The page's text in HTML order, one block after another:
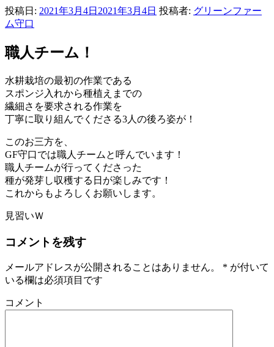
投稿日: 2021年3月4日 2021年3月4日 投稿者: グリーンファー
ム守口
職人チーム！
水耕栽培の最初の作業である
スポンジ入れから種植えまでの
繊細さを要求される作業を
丁寧に取り組んでくださる3人の後ろ姿が！
このお三方を、
GF守口では職人チームと呼んでいます！
職人チームが行ってくださった
種が発芽し収穫する日が楽しみです！
これからもよろしくお願いします。
見習いＷ
コメントを残す
メールアドレスが公開されることはありません。 * が付いて
いる欄は必須項目です
コメント